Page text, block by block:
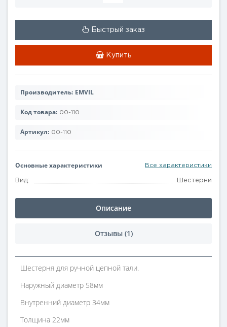
Быстрый заказ
Купить
Производитель: EMVIL
Код товара: 00-110
Артикул: 00-110
Основные характеристики Все характеристики
Вид: Шестерни
Описание
Отзывы (1)
Шестерня для ручной цепной тали.
Наружный диаметр 58мм
Внутренний диаметр 34мм
Толщина 22мм